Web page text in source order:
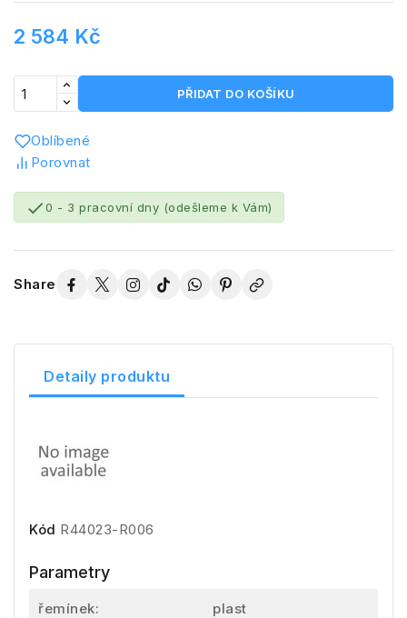
2 584 Kč
PŘIDAT DO KOŠÍKU
Oblíbené
Porovnat
0 - 3 pracovní dny (odešleme k Vám)
Share
Detaily produktu
Kód R44023-R006
Parametry
řemínek: plast